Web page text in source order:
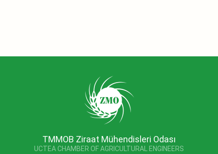
TMMOB Ziraat Mühendisleri Odası
UCTEA CHAMBER OF AGRICULTURAL ENGINEERS